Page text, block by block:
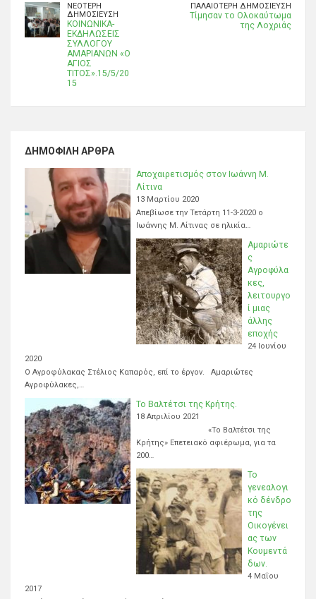
ΝΕΌΤΕΡΗ
ΔΗΜΟΣΊΕΥΣΗ
ΚΟΙΝΩΝΙΚΑ-
ΕΚΔΗΛΩΣΕΙΣ
ΣΥΛΛΟΓΟΥ
ΑΜΑΡΙΑΝΩΝ «Ο
ΑΓΙΟΣ
ΤΙΤΟΣ».15/5/20
15
ΠΑΛΑΙΌΤΕΡΗ ΔΗΜΟΣΊΕΥΣΗ
Τίμησαν το Ολοκαύτωμα
της Λοχριάς
ΔΗΜΟΦΙΛΉ ΆΡΘΡΑ
Αποχαιρετισμός στον Ιωάννη Μ.
Λίτινα
13 Μαρτίου 2020
Απεβίωσε την Τετάρτη 11-3-2020 ο
Ιωάννης Μ. Λίτινας σε ηλικία…
Αμαριώτε
ς
Αγροφύλα
κες,
λειτουργο
ί μιας
άλλης
εποχής
24 Ιουνίου
2020
Ο Αγροφύλακας Στέλιος Καπαρός, επί το έργον. Αμαριώτες
Αγροφύλακες,…
Το Βαλτέτσι της Κρήτης.
18 Απριλίου 2021
«Το Βαλτέτσι της
Κρήτης» Επετειακό αφιέρωμα, για τα
200…
Το
γενεαλογι
κό δένδρο
της
Οικογένει
ας των
Κουμεντά
δων.
4 Μαΐου
2017